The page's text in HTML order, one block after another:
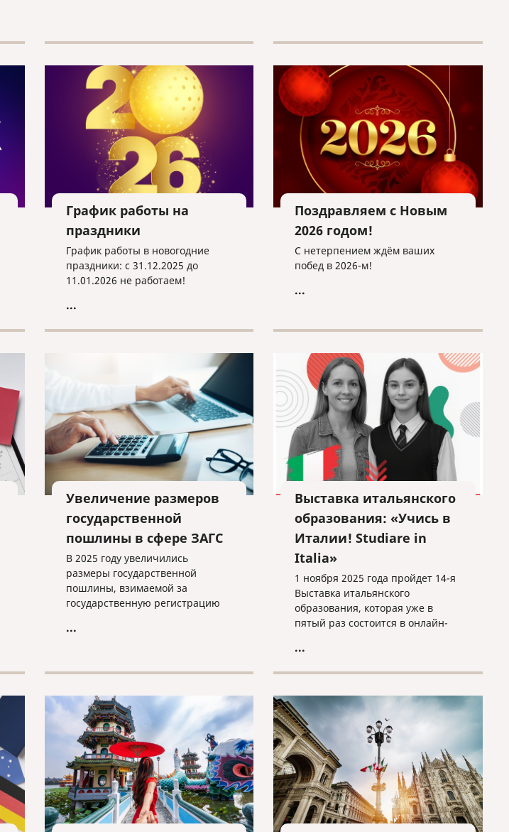
График работы на
праздники
График работы в новогодние
праздники: с 31.12.2025 до
11.01.2026 не работаем!
...
Поздравляем с Новым
2026 годом!
С нетерпением ждём ваших
побед в 2026-м!
...
Увеличение размеров
государственной
пошлины в сфере ЗАГС
В 2025 году увеличились
размеры государственной
пошлины, взимаемой за
государственную регистрацию
именно:
...
Выставка итальянского
образования: «Учись в
Италии! Studiare in
Italia»
1 ноября 2025 года пройдет 14-я
Выставка итальянского
образования, которая уже в
пятый раз состоится в онлайн-
мероприятие помогает
мире итальянского высшего
образования.
...